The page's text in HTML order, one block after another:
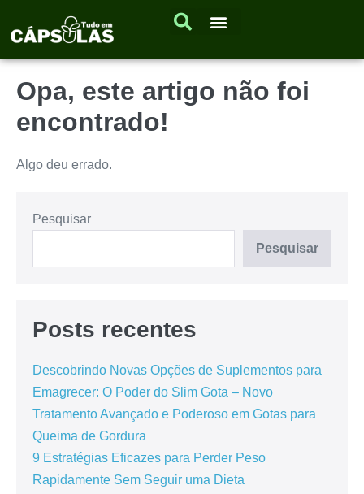
Opa, este artigo não foi
encontrado!
Algo deu errado.
Pesquisar
Pesquisar
Posts recentes
Descobrindo Novas Opções de Suplementos para
Emagrecer: O Poder do Slim Gota – Novo
Tratamento Avançado e Poderoso em Gotas para
Queima de Gordura
9 Estratégias Eficazes para Perder Peso
Rapidamente Sem Seguir uma Dieta